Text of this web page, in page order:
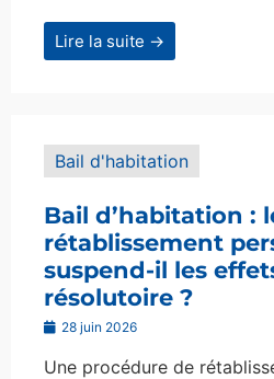
Lire la suite →
Bail d'habitation
Bail d’habitation :
rétablissement
suspend-il les
résolutoire ?
28 juin 2026
Une procédure de